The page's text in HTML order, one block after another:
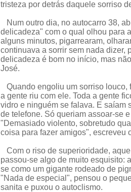
tristeza por detrás daquele sorriso
Num outro dia, no autocarro 38,
delicadeza" com o qual olhou para
alguns minutos, pigarrearam,
continuava a sorrir sem nada dizer,
delicadeza é bom no início, mas
José.
Quando engoliu um sorriso louco,
a gente riu com ele. Toda a gente
vidro e ninguém se falava. E saíam
de telefone. Só queriam assoar-se
"Demasiado violento, sobretudo
coisa para fazer amigos", escreveu
Com o riso de superioridade,
passou-se algo de muito esquisito:
se como um gigante rodeado de
"Nada de especial", pensou o
sanita e puxou o autoclismo.